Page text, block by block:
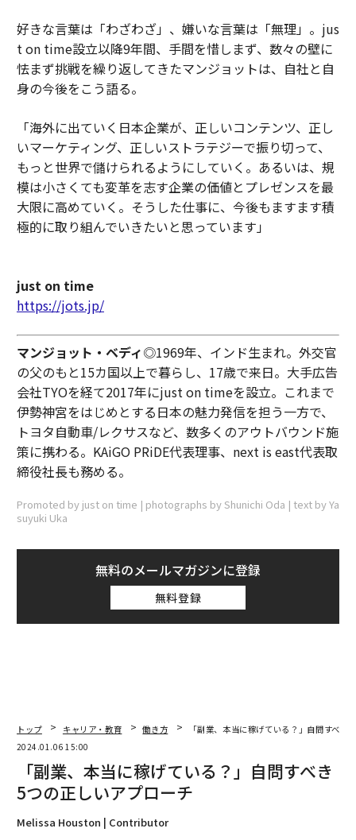
好きな言葉は「わざわざ」、嫌いな言葉は「無理」。jus
t on time設立以降9年間、手間を惜しまず、数々の壁に
怯まず挑戦を繰り返してきたマンジョットは、自社と自
身の今後をこう語る。
「海外に出ていく日本企業が、正しいコンテンツ、正し
いマーケティング、正しいストラテジーで振り切って、
もっと世界で儲けられるようにしていく。あるいは、規
模は小さくても変革を志す企業の価値とプレゼンスを最
大限に高めていく。そうした仕事に、今後もますます積
極的に取り組んでいきたいと思っています」
just on time
https://jots.jp/
マンジョット・ベディ◎1969年、インド生まれ。外交官
の父のもと15カ国以上で暮らし、17歳で来日。大手広告
会社TYOを経て2017年にjust on timeを設立。これまで
伊勢神宮をはじめとする日本の魅力発信を担う一方で、
トヨタ自動車/レクサスなど、数多くのアウトバウンド施
策に携わる。KAiGO PRiDE代表理事、next is east代表取
締役社長も務める。
Promoted by just on time | photographs by Shunichi Oda | text by Ya
suyuki Uka
無料のメールマガジンに登録
無料登録
トップ キャリア・教育 働き方
「副業、本当に稼げている？」自問すべき
2024.01.06 15:00
「副業、本当に稼げている？」自問すべき
5つの正しいアプローチ
Melissa Houston | Contributor